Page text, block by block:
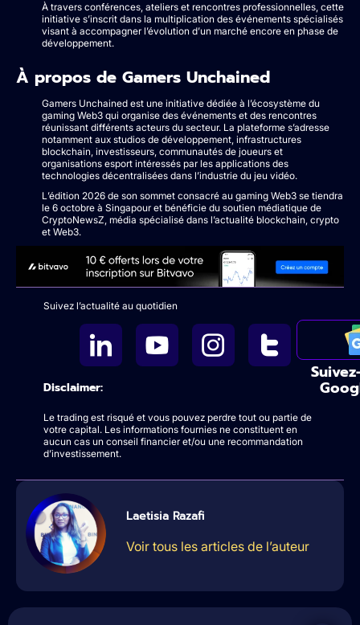
À travers conférences, ateliers et rencontres professionnelles, cette
initiative s’inscrit dans la multiplication des événements spécialisés
visant à accompagner l’évolution d’un marché encore en phase de
développement.
À propos de Gamers Unchained
Gamers Unchained est une initiative dédiée à l’écosystème du
gaming Web3 qui organise des événements et des rencontres
réunissant différents acteurs du secteur. La plateforme s’adresse
notamment aux studios de développement, infrastructures
blockchain, investisseurs, communautés de joueurs et
organisations esport intéressés par les applications des
technologies décentralisées dans l’industrie du jeu vidéo.
L’édition 2026 de son sommet consacré au gaming Web3 se tiendra
le 6 octobre à Singapour et bénéficie du soutien médiatique de
CryptoNewsZ, média spécialisé dans l’actualité blockchain, crypto
et Web3.
Suivez l’actualité au quotidien
Disclaimer:
Le trading est risqué et vous pouvez perdre tout ou partie de
votre capital. Les informations fournies ne constituent en
aucun cas un conseil financier et/ou une recommandation
d’investissement.
Laetisia Razafi
Voir tous les articles de l’auteur